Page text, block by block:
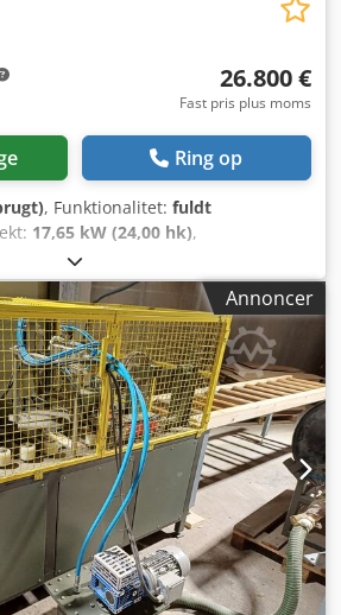
26.800 €
Fast pris plus moms
Ring op
, Funktionalitet: fuldt
17,65 kW (24,00 hk),
, brændstof:
2023, AGRIA 9600 - 112 !!! 2.
!!! Fjernstyret klipper med 112 cm
Tjfx Adtsck Denne AGRIA 9600-112
driftstimer ifølge tælleren og er i
med normale brugsspor og
udført. Aktuel vejledende pris er
26.806,- € // Brutto pris: 31.900,- € -
muligt! - Forsendelse koster
speditør! - Finansiering / leasing
Annoncer